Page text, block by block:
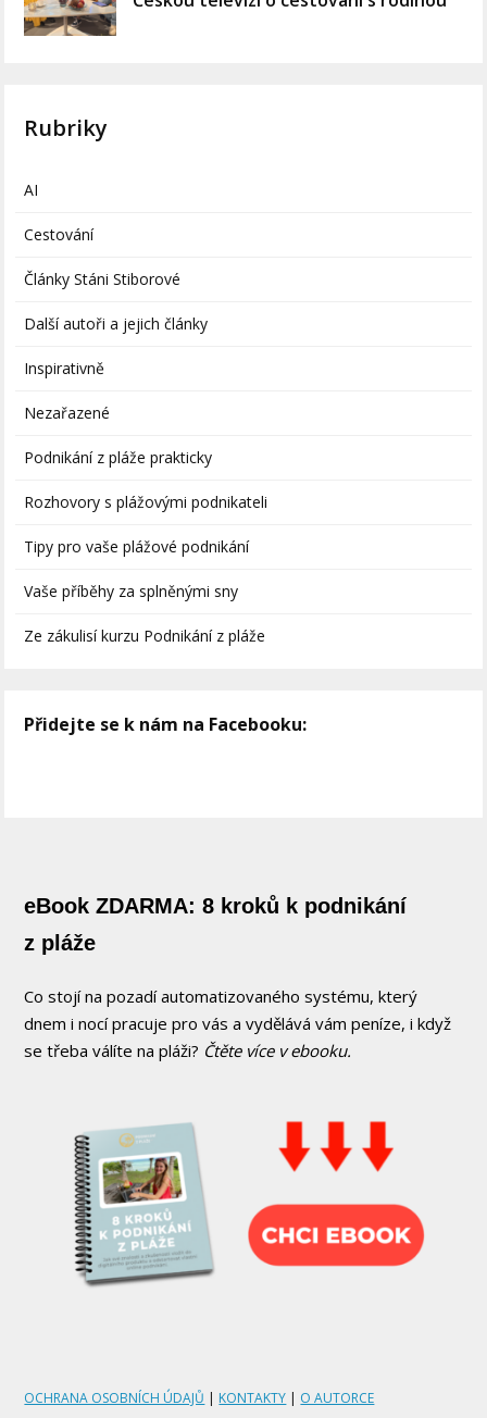
Rubriky
AI
Cestování
Články Stáni Stiborové
Další autoři a jejich články
Inspirativně
Nezařazené
Podnikání z pláže prakticky
Rozhovory s plážovými podnikateli
Tipy pro vaše plážové podnikání
Vaše příběhy za splněnými sny
Ze zákulisí kurzu Podnikání z pláže
Přidejte se k nám na Facebooku:
eBook ZDARMA: 8 kroků k podnikání
z pláže
Co stojí na pozadí automatizovaného systému, který
dnem i nocí pracuje pro vás a vydělává vám peníze, i když
se třeba válíte na pláži? Čtěte více v ebooku.
OCHRANA OSOBNÍCH ÚDAJŮ | KONTAKTY | O AUTORCE